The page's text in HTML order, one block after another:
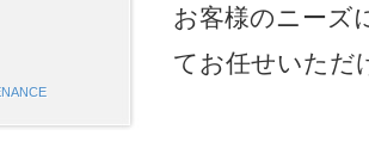
お客様のニーズ
てお任せいただ